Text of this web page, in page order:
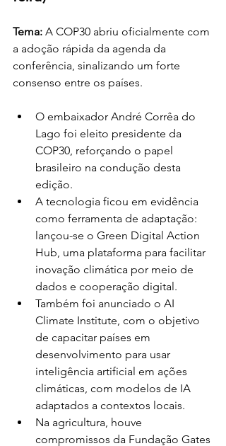
Tema: A COP30 abriu oficialmente com
a adoção rápida da agenda da
conferência, sinalizando um forte
consenso entre os países.
O embaixador André Corrêa do
Lago foi eleito presidente da
COP30, reforçando o papel
brasileiro na condução desta
edição.
A tecnologia ficou em evidência
como ferramenta de adaptação:
lançou-se o Green Digital Action
Hub, uma plataforma para facilitar
inovação climática por meio de
dados e cooperação digital.
Também foi anunciado o AI
Climate Institute, com o objetivo
de capacitar países em
desenvolvimento para usar
inteligência artificial em ações
climáticas, com modelos de IA
adaptados a contextos locais.
Na agricultura, houve
compromissos da Fundação Gates